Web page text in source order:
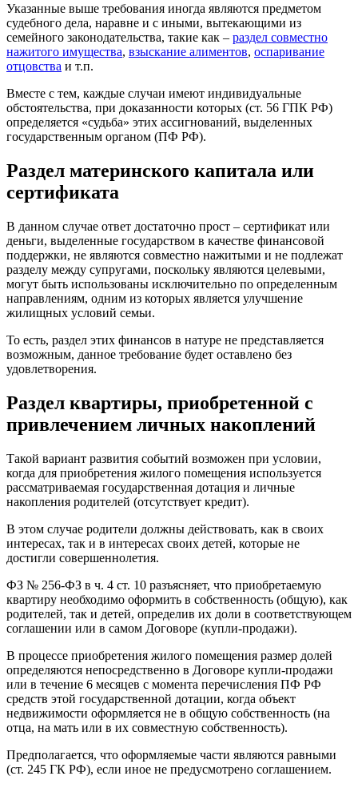
Указанные выше требования иногда являются предметом
судебного дела, наравне и с иными, вытекающими из
семейного законодательства, такие как – раздел совместно
нажитого имущества, взыскание алиментов, оспаривание
отцовства и т.п.
Вместе с тем, каждые случаи имеют индивидуальные
обстоятельства, при доказанности которых (ст. 56 ГПК РФ)
определяется «судьба» этих ассигнований, выделенных
государственным органом (ПФ РФ).
Раздел материнского капитала или
сертификата
В данном случае ответ достаточно прост – сертификат или
деньги, выделенные государством в качестве финансовой
поддержки, не являются совместно нажитыми и не подлежат
разделу между супругами, поскольку являются целевыми,
могут быть использованы исключительно по определенным
направлениям, одним из которых является улучшение
жилищных условий семьи.
То есть, раздел этих финансов в натуре не представляется
возможным, данное требование будет оставлено без
удовлетворения.
Раздел квартиры, приобретенной с
привлечением личных накоплений
Такой вариант развития событий возможен при условии,
когда для приобретения жилого помещения используется
рассматриваемая государственная дотация и личные
накопления родителей (отсутствует кредит).
В этом случае родители должны действовать, как в своих
интересах, так и в интересах своих детей, которые не
достигли совершеннолетия.
ФЗ № 256-ФЗ в ч. 4 ст. 10 разъясняет, что приобретаемую
квартиру необходимо оформить в собственность (общую), как
родителей, так и детей, определив их доли в соответствующем
соглашении или в самом Договоре (купли-продажи).
В процессе приобретения жилого помещения размер долей
определяются непосредственно в Договоре купли-продажи
или в течение 6 месяцев с момента перечисления ПФ РФ
средств этой государственной дотации, когда объект
недвижимости оформляется не в общую собственность (на
отца, на мать или в их совместную собственность).
Предполагается, что оформляемые части являются равными
(ст. 245 ГК РФ), если иное не предусмотрено соглашением.